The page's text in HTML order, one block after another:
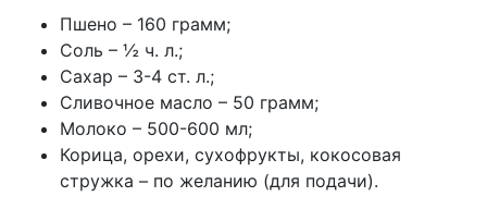
Пшено – 160 грамм;
Соль – ½ ч. л.;
Сахар – 3-4 ст. л.;
Сливочное масло – 50 грамм;
Молоко – 500-600 мл;
Корица, орехи, сухофрукты, кокосовая
стружка – по желанию (для подачи).